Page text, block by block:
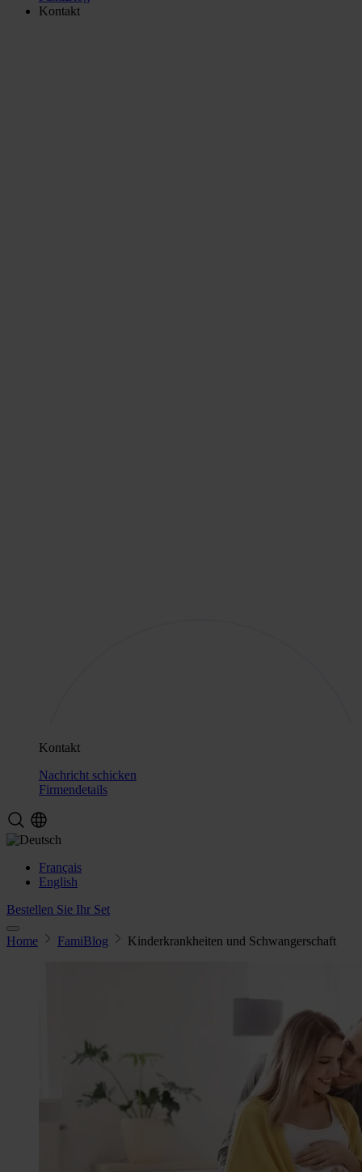
Kontakt
Kontakt
Nachricht schicken
Firmendetails
Français
English
Bestellen Sie Ihr Set
Home FamiBlog Kinderkrankheiten und Schwangerschaft